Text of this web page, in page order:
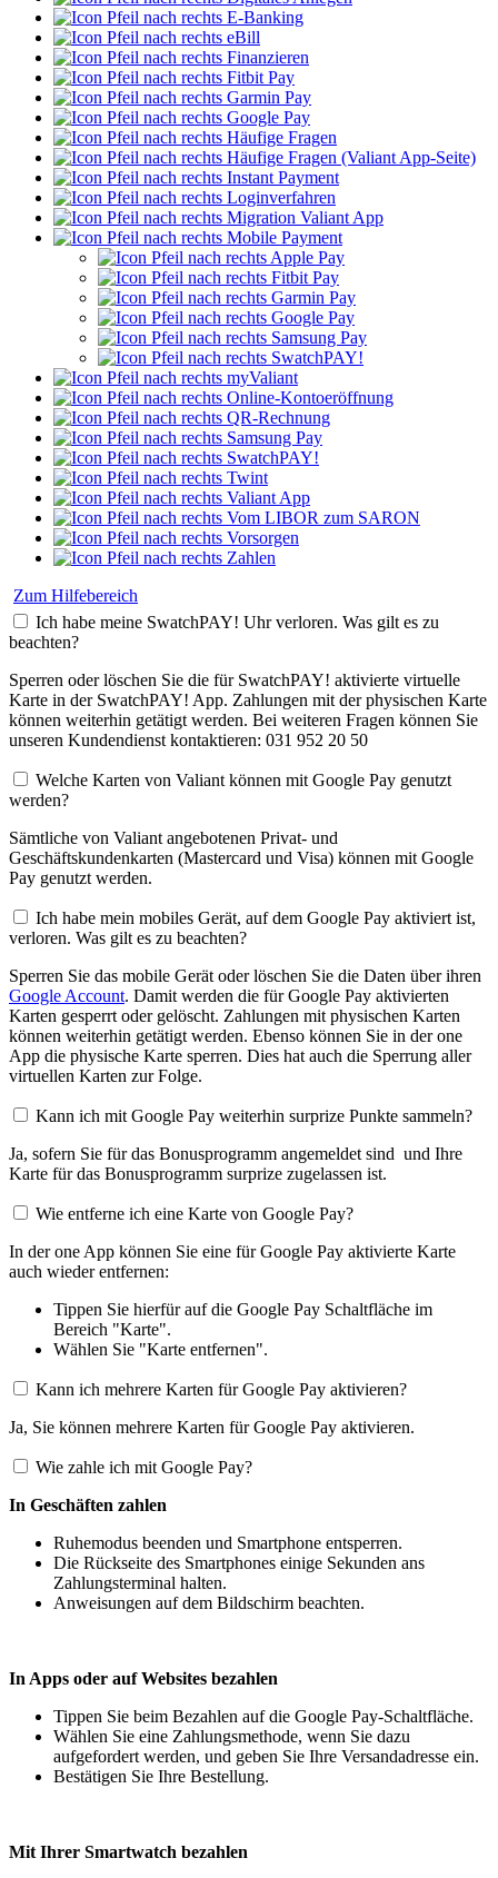
E-Banking
eBill
Finanzieren
Fitbit Pay
Garmin Pay
Google Pay
Häufige Fragen
Häufige Fragen (Valiant App-Seite)
Instant Payment
Loginverfahren
Migration Valiant App
Mobile Payment
Apple Pay
Fitbit Pay
Garmin Pay
Google Pay
Samsung Pay
SwatchPAY!
myValiant
Online-Kontoeröffnung
QR-Rechnung
Samsung Pay
SwatchPAY!
Twint
Valiant App
Vom LIBOR zum SARON
Vorsorgen
Zahlen
Zum Hilfebereich
Ich habe meine SwatchPAY! Uhr verloren. Was gilt es zu
beachten?
Sperren oder löschen Sie die für SwatchPAY! aktivierte virtuelle
Karte in der SwatchPAY! App. Zahlungen mit der physischen Karte
können weiterhin getätigt werden. Bei weiteren Fragen können Sie
unseren Kundendienst kontaktieren: 031 952 20 50
Welche Karten von Valiant können mit Google Pay genutzt
werden?
Sämtliche von Valiant angebotenen Privat- und
Geschäftskundenkarten (Mastercard und Visa) können mit Google
Pay genutzt werden.
Ich habe mein mobiles Gerät, auf dem Google Pay aktiviert ist,
verloren. Was gilt es zu beachten?
Sperren Sie das mobile Gerät oder löschen Sie die Daten über ihren
Google Account. Damit werden die für Google Pay aktivierten
Karten gesperrt oder gelöscht. Zahlungen mit physischen Karten
können weiterhin getätigt werden. Ebenso können Sie in der one
App die physische Karte sperren. Dies hat auch die Sperrung aller
virtuellen Karten zur Folge.
Kann ich mit Google Pay weiterhin surprize Punkte sammeln?
Ja, sofern Sie für das Bonusprogramm angemeldet sind und Ihre
Karte für das Bonusprogramm surprize zugelassen ist.
Wie entferne ich eine Karte von Google Pay?
In der one App können Sie eine für Google Pay aktivierte Karte
auch wieder entfernen:
Tippen Sie hierfür auf die Google Pay Schaltfläche im
Bereich "Karte".
Wählen Sie "Karte entfernen".
Kann ich mehrere Karten für Google Pay aktivieren?
Ja, Sie können mehrere Karten für Google Pay aktivieren.
Wie zahle ich mit Google Pay?
In Geschäften zahlen
Ruhemodus beenden und Smartphone entsperren.
Die Rückseite des Smartphones einige Sekunden ans
Zahlungsterminal halten.
Anweisungen auf dem Bildschirm beachten.
In Apps oder auf Websites bezahlen
Tippen Sie beim Bezahlen auf die Google Pay-Schaltfläche.
Wählen Sie eine Zahlungsmethode, wenn Sie dazu
aufgefordert werden, und geben Sie Ihre Versandadresse ein.
Bestätigen Sie Ihre Bestellung.
Mit Ihrer Smartwatch bezahlen